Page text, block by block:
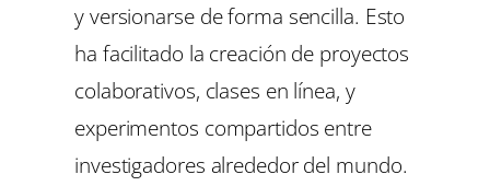
y versionarse de forma sencilla. Esto
ha facilitado la creación de proyectos
colaborativos, clases en línea, y
experimentos compartidos entre
investigadores alrededor del mundo.